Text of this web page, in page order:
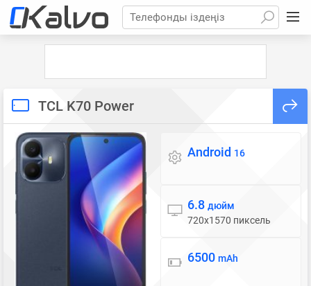
Телефонды іздеңіз
TCL K70 Power
Операциялық жүйе
Android 16
Дисплей
6.8 дюйм
720x1570 пиксель
Батарея
6500 mAh